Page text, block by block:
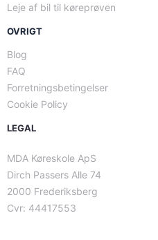
Leje af bil til køreprøven
OVRIGT
Blog
FAQ
Forretningsbetingelser
Cookie Policy
LEGAL
MDA Køreskole ApS
Dirch Passers Alle 74
2000 Frederiksberg
Cvr: 44417553